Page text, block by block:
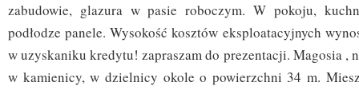
zabudowie, glazura w pasie roboczym. W pokoju,
podłodze panele. Wysokość kosztów eksploatacyjnych
w uzyskaniku kredytu! zapraszam do prezentacji. Magosia ,
w kamienicy, w dzielnicy okole o powierzchni 34 m.